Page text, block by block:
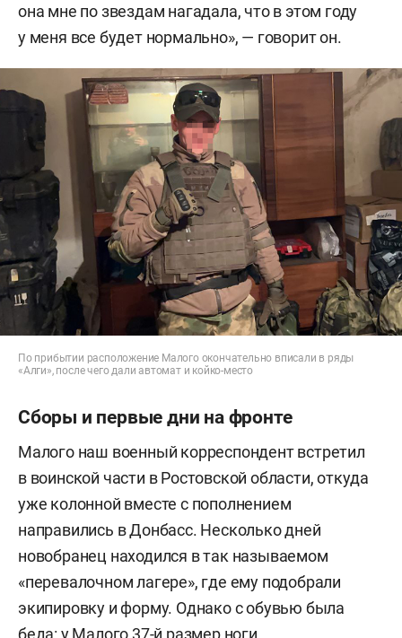
она мне по звездам нагадала, что в этом году
у меня все будет нормально», — говорит он.
По прибытии расположение Малого окончательно вписали в ряды
«Алги», после чего дали автомат и койко-место
Сборы и первые дни на фронте
Малого наш военный корреспондент встретил
в воинской части в Ростовской области, откуда
уже колонной вместе с пополнением
направились в Донбасс. Несколько дней
новобранец находился в так называемом
«перевалочном лагере», где ему подобрали
экипировку и форму. Однако с обувью была